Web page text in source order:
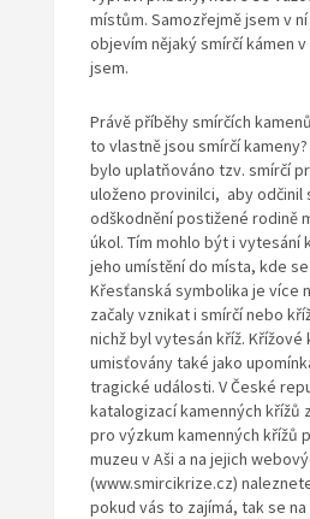
místům. Samozřejmě jsem v
objevím nějaký smírčí kámen v
jsem.
Právě příběhy smírčích
to vlastně jsou smírčí
bylo uplatňováno tzv. smírčí
uloženo provinilci, aby odčinil
odškodnění postižené rodině
úkol. Tím mohlo být i vytesání
jeho umístění do místa, kde
Křesťanská symbolika je více
začaly vznikat i smírčí nebo
nichž byl vytesán kříž. Křížové
umisťovány také jako
tragické události. V České
katalogizací kamenných křížů
pro výzkum kamenných křížů
muzeu v Aši a na jejich
(www.smircikrize.cz)
pokud vás to zajímá, tak se